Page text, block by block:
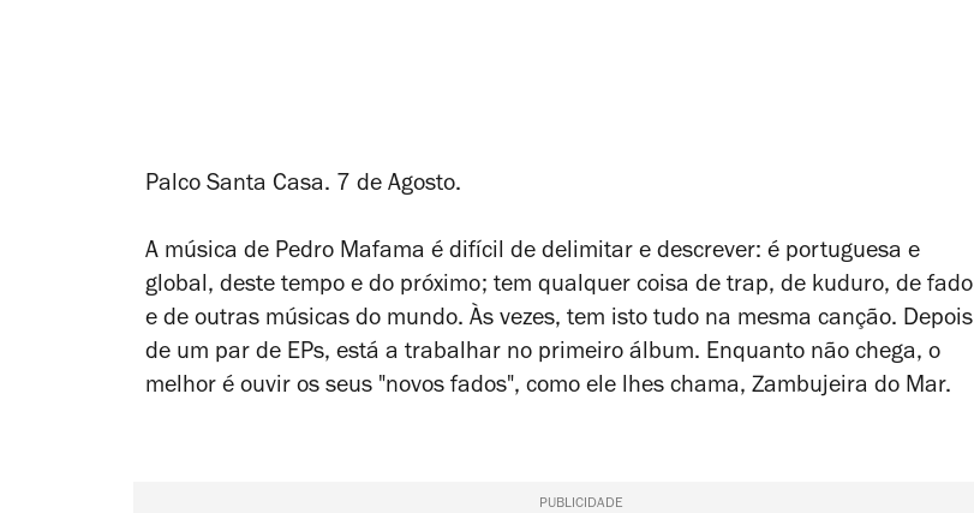
Palco Santa Casa. 7 de Agosto.
A música de Pedro Mafama é difícil de delimitar e descrever: é portuguesa e
global, deste tempo e do próximo; tem qualquer coisa de trap, de kuduro, de fado
e de outras músicas do mundo. Às vezes, tem isto tudo na mesma canção. Depois
de um par de EPs, está a trabalhar no primeiro álbum. Enquanto não chega, o
melhor é ouvir os seus "novos fados", como ele lhes chama, Zambujeira do Mar.
PUBLICIDADE